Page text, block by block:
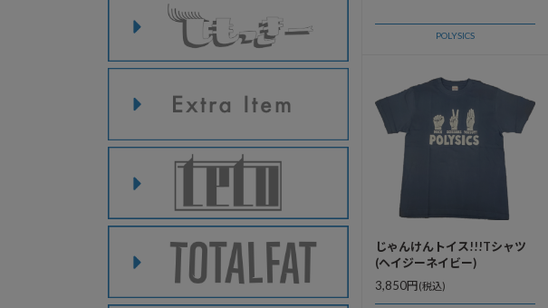
POLYSICS
じゃんけんトイス!!!Tシャツ
(ヘイジーネイビー)
3,850円(税込)